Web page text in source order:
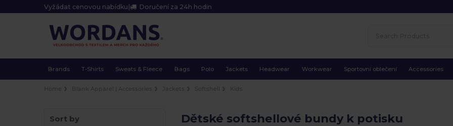
Vyžádat cenovou nabídku | Doručení za 24h hodin
Brands T-Shirts Sweats & Fleece Bags Polo Jackets Headwear Workwear Sportovní oblečení Accessories
Sort by Dětské softshellové bundy k potisku